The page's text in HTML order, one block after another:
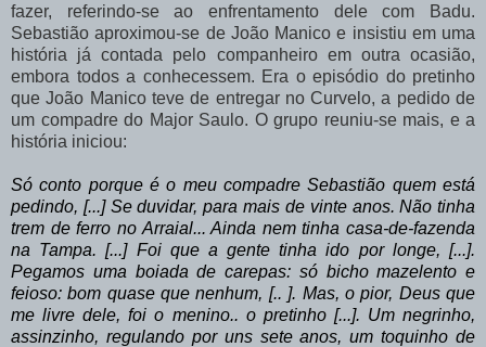
fazer, referindo-se ao enfrentamento dele com Badu.
Sebastião aproximou-se de João Manico e insistiu em uma
história
já contada pelo companheiro em outra ocasião,
embora todos a conhecessem. Era o episódio do pretinho
que João Manico teve de entregar no Curvelo, a pedido de
um compadre do Major Saulo. O grupo reuniu-se mais, e a
história iniciou:
Só conto porque é o meu compadre Sebastião quem está
pedindo, [...] Se duvidar, para mais de vinte anos. Não tinha
trem de ferro no Arraial... Ainda nem tinha casa-de-fazenda
na Tampa. [...] Foi que a gente tinha ido por longe, [...].
Pegamos uma boiada de carepas: só bicho mazelento e
feioso: bom quase que nenhum, [.. ]. Mas, o pior, Deus que
me livre dele, foi o menino.. o pretinho [...]. Um negrinho,
assinzinho, regulando por uns sete anos, um toquinho de